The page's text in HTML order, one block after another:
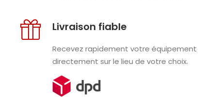
Livraison fiable
Recevez rapidement votre équipement
directement sur le lieu de votre choix.